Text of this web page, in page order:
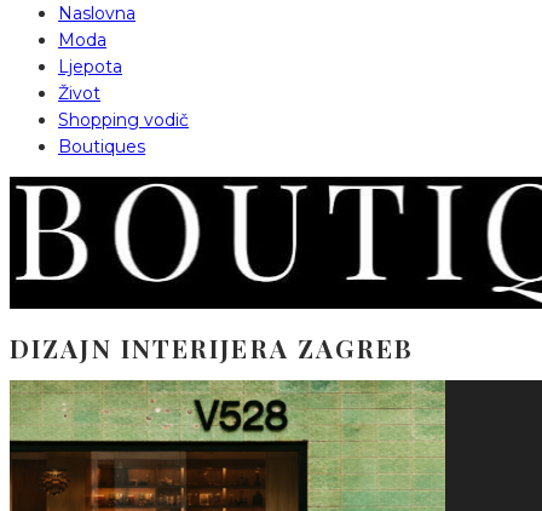
Naslovna
Moda
Ljepota
Život
Shopping vodič
Boutiques
DIZAJN INTERIJERA ZAGREB